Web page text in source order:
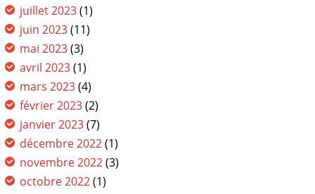
juillet 2023(1)
juin 2023(11)
mai 2023(3)
avril 2023(1)
mars 2023(4)
février 2023(2)
janvier 2023(7)
décembre 2022(1)
novembre 2022(3)
octobre 2022(1)